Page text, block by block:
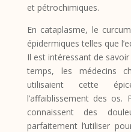
et pétrochimiques.
En cataplasme, le
épidermiques telles que
Il est intéressant de
temps, les médecins
utilisaient cette
l’affaiblissement des
connaissent des
parfaitement l’utiliser